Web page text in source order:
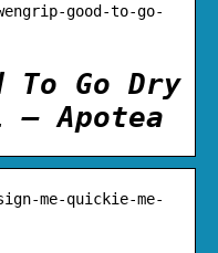
good-to-go-
To Go Dry
– Apotea
me-quickie-me-